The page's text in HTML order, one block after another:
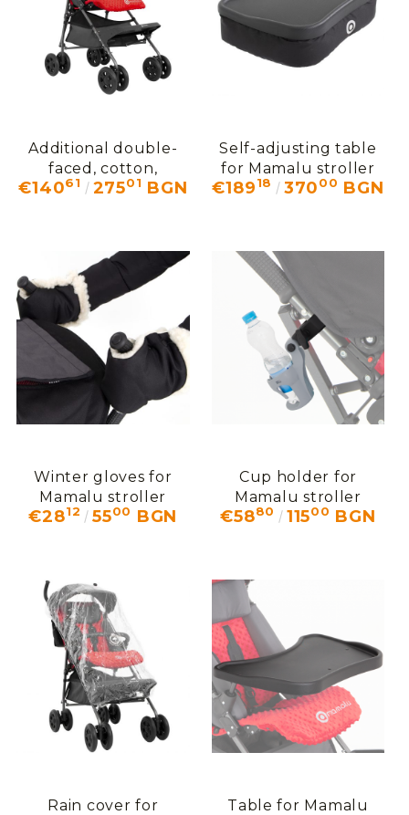
Additional double-
faced, cotton,
washable COMFORT
€14061 27501 BGN
Self-adjusting table
for Mamalu stroller
€18918 37000 BGN
Winter gloves for
Mamalu stroller
€2812 5500 BGN
Cup holder for
Mamalu stroller
€5880 11500 BGN
Rain cover for
Table for Mamalu